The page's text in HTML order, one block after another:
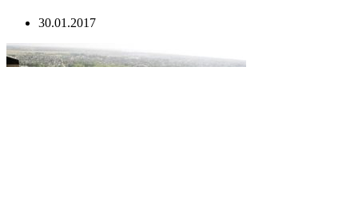
30.01.2017